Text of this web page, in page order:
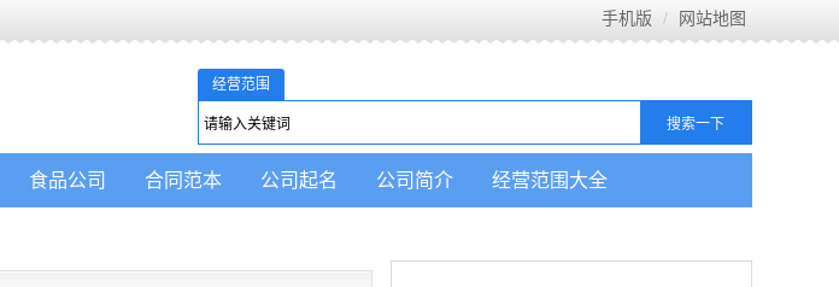
手机版 网站地图
经营范围
食品公司 合同范本 公司起名 公司简介 经营范围大全